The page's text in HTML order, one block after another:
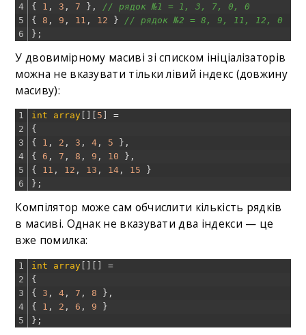
4
5
6
{
1 , 3 , 7 } ,
// рядок №1 = 1, 3, 7, 0, 0
{
8 , 9 , 11 , 12 }
// рядок №2 = 8, 9, 11, 12, 0
} ;
У двовимірному масиві зі списком ініціалізаторів
можна не вказувати тільки лівий індекс (довжину
масиву):
1
2
3
4
5
6
int array 5
=
{
{
1 , 2 , 3 , 4 , 5 } ,
{
6 , 7 , 8 , 9 , 10 } ,
{
11 , 12 , 13 , 14 , 15
}
} ;
Компілятор може сам обчислити кількість рядків
в масиві. Однак не вказувати два індекси — це
вже помилка:
1
2
3
4
5
int array
=
{
{
3 , 4 , 7 , 8 } ,
{
1 , 2 , 6 , 9
}
} ;